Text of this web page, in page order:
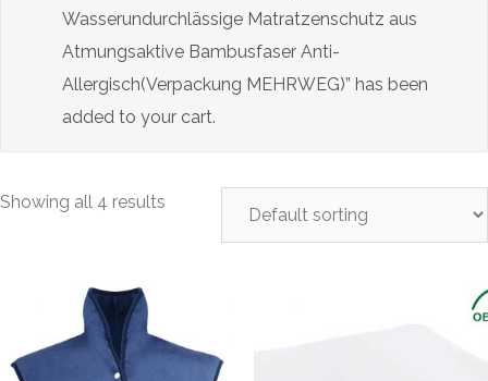
Wasserundurchlässige Matratzenschutz aus
Atmungsaktive Bambusfaser Anti-
Allergisch(Verpackung MEHRWEG)” has been
added to your cart.
Showing all 4 results